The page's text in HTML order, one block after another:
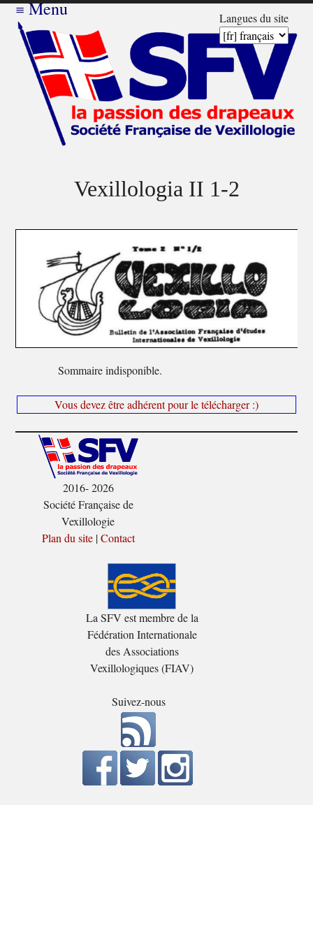
Langues du site
≡Menu
Vexillologia II 1-2
Sommaire indisponible.
Vous devez être adhérent pour le télécharger :)
2016- 2026
Société Française de
Vexillologie
Plan du site|Contact
La SFV est membre de la
Fédération Internationale
des Associations
Vexillologiques (FIAV)
Suivez-nous